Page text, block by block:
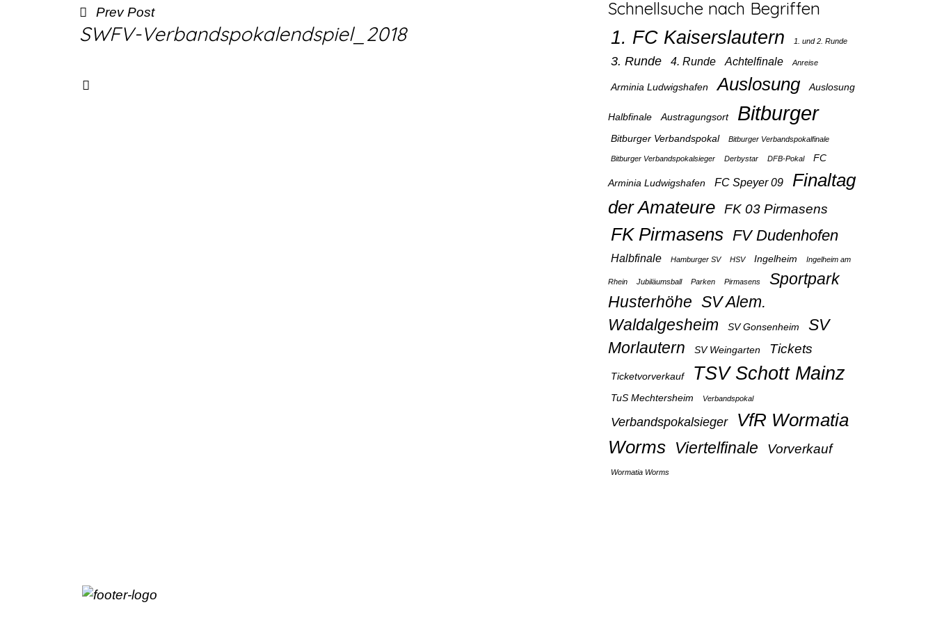
Prev Post
SWFV-Verbandspokalendspiel_2018
Schnellsuche nach Begriffen
1. FC Kaiserslautern 1. und 2. Runde
3. Runde 4. Runde Achtelfinale Anreise
Arminia Ludwigshafen Auslosung Auslosung
Halbfinale Austragungsort Bitburger
Bitburger Verbandspokal Bitburger Verbandspokalfinale
Bitburger Verbandspokalsieger Derbystar DFB-Pokal FC
Arminia Ludwigshafen FC Speyer 09
Finaltag
der Amateure FK 03 Pirmasens
FK Pirmasens FV Dudenhofen
Halbfinale Hamburger SV HSV Ingelheim Ingelheim am
Rhein Jubiläumsball Parken Pirmasens
Sportpark
Husterhöhe SV Alem.
Waldalgesheim
SV Gonsenheim
SV
Morlautern
SV Weingarten Tickets
Ticketvorverkauf TSV Schott Mainz
TuS Mechtersheim Verbandspokal
Verbandspokalsieger
VfR Wormatia
Worms Viertelfinale Vorverkauf
Wormatia Worms